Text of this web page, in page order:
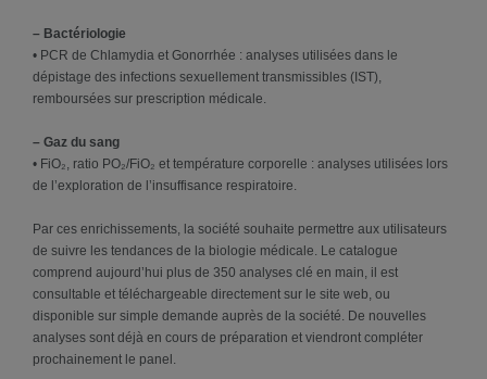
– Bactériologie
• PCR de Chlamydia et Gonorrhée : analyses utilisées dans le
dépistage des infections sexuellement transmissibles (IST),
remboursées sur prescription médicale.
– Gaz du sang
• FiO₂, ratio PO₂/FiO₂ et température corporelle : analyses utilisées lors
de l’exploration de l’insuffisance respiratoire.
Par ces enrichissements, la société souhaite permettre aux utilisateurs
de suivre les tendances de la biologie médicale. Le catalogue
comprend aujourd’hui plus de 350 analyses clé en main, il est
consultable et téléchargeable directement sur le site web, ou
disponible sur simple demande auprès de la société. De nouvelles
analyses sont déjà en cours de préparation et viendront compléter
prochainement le panel.